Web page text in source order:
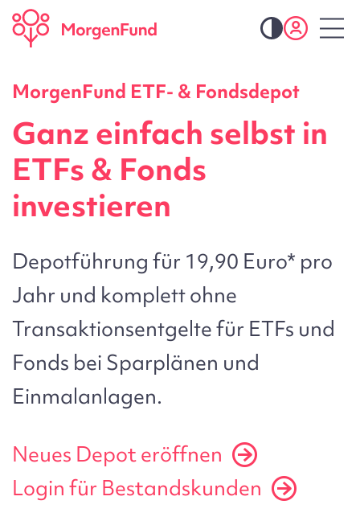
MorgenFund ETF- & Fondsdepot
Ganz einfach selbst in
ETFs & Fonds
investieren
Depotführung für 19,90 Euro* pro
Jahr und komplett ohne
Transaktionsentgelte für ETFs und
Fonds bei Sparplänen und
Einmalanlagen.
Neues Depot eröffnen
Login für Bestandskunden